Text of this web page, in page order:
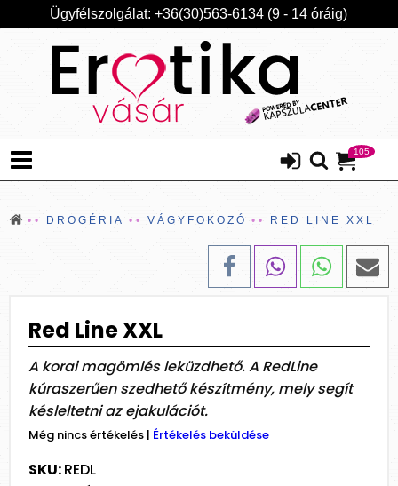
Ügyfélszolgálat: +36(30)563-6134 (9 - 14 óráig)
105
DROGÉRIA VÁGYFOKOZÓ RED LINE XXL
Red Line XXL
A korai magömlés leküzdhető. A RedLine
kúraszerűen szedhető készítmény, mely segít
késleltetni az ejakulációt.
Még nincs értékelés | Értékelés beküldése
SKU:REDL